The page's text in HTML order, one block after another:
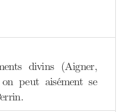
divins (Aigner,
peut aisément se